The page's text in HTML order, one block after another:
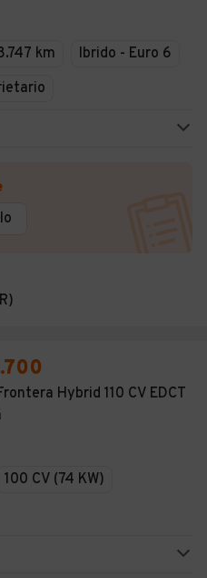
km
Ibrido - Euro 6
Hybrid 110 CV EDCT
100 CV (74 KW)